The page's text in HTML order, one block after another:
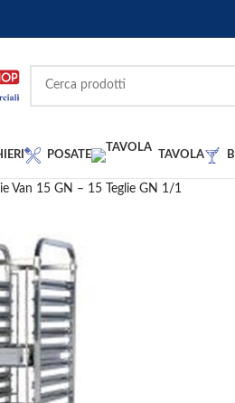
POSATE TAVOLA
Van 15 GN – 15 Teglie GN 1/1